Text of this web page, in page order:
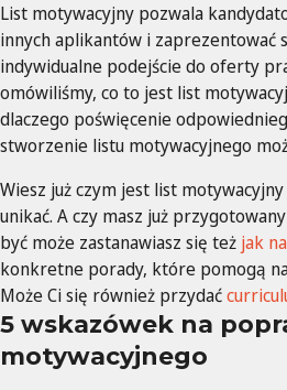
List motywacyjny pozwala
innych aplikantów i zaprezentować
indywidualne podejście do oferty
omówiliśmy, co to jest list
dlaczego poświęcenie
stworzenie listu motywacyjnego
Wiesz już czym jest list
unikać. A czy masz już
być może zastanawiasz się też jak
konkretne porady, które pomogą
Może Ci się również przydać
5 wskazówek na
motywacyjnego